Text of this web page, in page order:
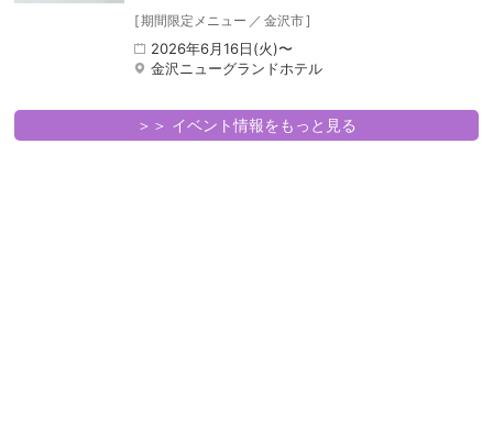
[期間限定メニュー ／ 金沢市]
2026年6月16日(火)〜
金沢ニューグランドホテル
＞＞ イベント情報をもっと見る